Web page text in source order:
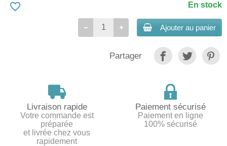
En stock
Ajouter au panier
favorite_border
Partager
Livraison rapide
Votre commande est
préparée
et livrée chez vous
rapidement
Paiement sécurisé
Paiement en ligne
100% sécurisé